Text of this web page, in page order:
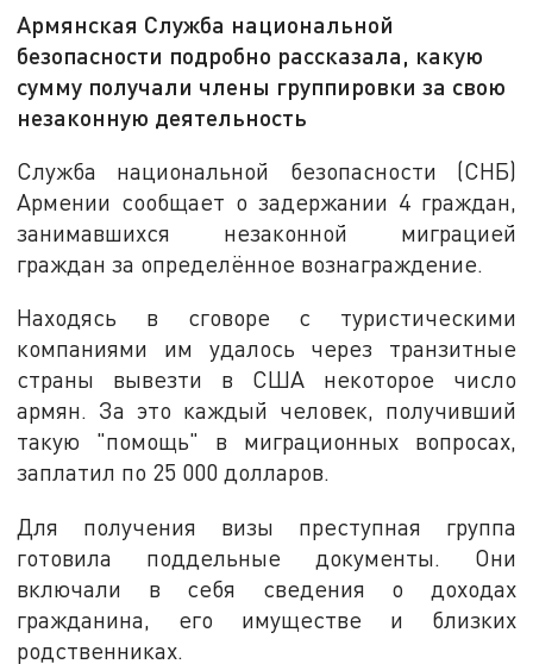
Армянская Служба национальной
безопасности подробно рассказала, какую
сумму получали члены группировки за свою
незаконную деятельность
Служба национальной безопасности (СНБ)
Армении сообщает о задержании 4 граждан,
занимавшихся незаконной миграцией
граждан за определённое вознаграждение.
Находясь в сговоре с туристическими
компаниями им удалось через транзитные
страны вывезти в США некоторое число
армян. За это каждый человек, получивший
такую "помощь" в миграционных вопросах,
заплатил по 25 000 долларов.
Для получения визы преступная группа
готовила поддельные документы. Они
включали в себя сведения о доходах
гражданина, его имуществе и близких
родственниках.